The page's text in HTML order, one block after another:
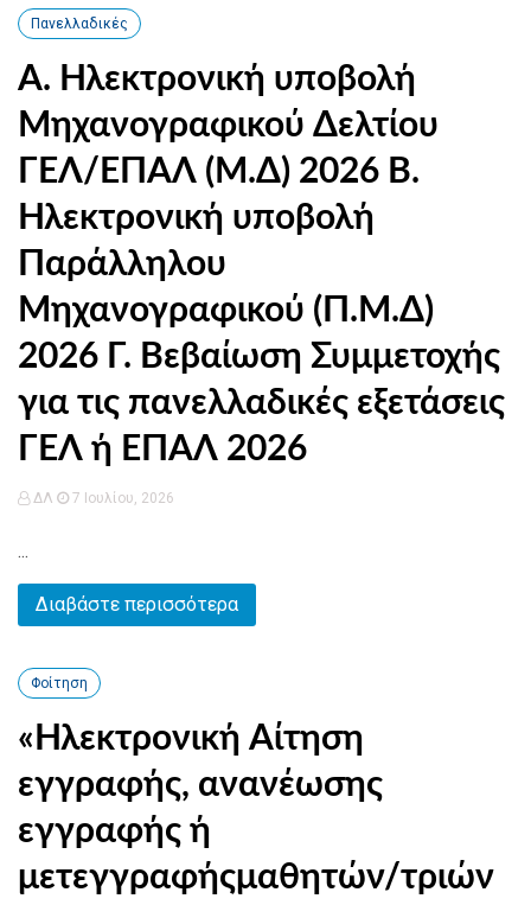
Πανελλαδικές
Α. Ηλεκτρονική υποβολή
Μηχανογραφικού Δελτίου
ΓΕΛ/ΕΠΑΛ (Μ.Δ) 2026 Β.
Ηλεκτρονική υποβολή
Παράλληλου
Μηχανογραφικού (Π.Μ.Δ)
2026 Γ. Βεβαίωση Συμμετοχής
για τις πανελλαδικές εξετάσεις
ΓΕΛ ή ΕΠΑΛ 2026
ΔΛ 7 Ιουλίου, 2026
...
Διαβάστε περισσότερα
Φοίτηση
«Ηλεκτρονική Αίτηση
εγγραφής, ανανέωσης
εγγραφής ή
μετεγγραφήςμαθητών/τριών